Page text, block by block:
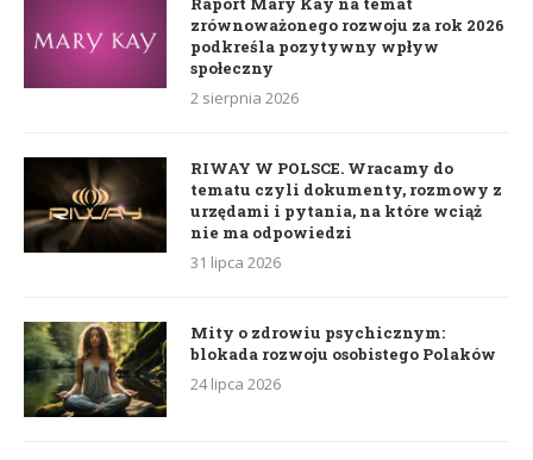
zrównoważonego rozwoju za rok 2026
podkreśla pozytywny wpływ
społeczny
2 sierpnia 2026
RIWAY W POLSCE. Wracamy do
tematu czyli dokumenty, rozmowy z
urzędami i pytania, na które wciąż
nie ma odpowiedzi
31 lipca 2026
Mity o zdrowiu psychicznym:
blokada rozwoju osobistego Polaków
24 lipca 2026